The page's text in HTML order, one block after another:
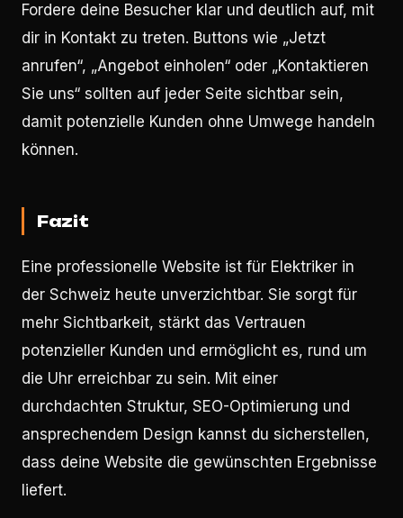
Fordere deine Besucher klar und deutlich auf, mit
dir in Kontakt zu treten. Buttons wie „Jetzt
anrufen“, „Angebot einholen“ oder „Kontaktieren
Sie uns“ sollten auf jeder Seite sichtbar sein,
damit potenzielle Kunden ohne Umwege handeln
können.
Fazit
Eine professionelle Website ist für Elektriker in
der Schweiz heute unverzichtbar. Sie sorgt für
mehr Sichtbarkeit, stärkt das Vertrauen
potenzieller Kunden und ermöglicht es, rund um
die Uhr erreichbar zu sein. Mit einer
durchdachten Struktur, SEO-Optimierung und
ansprechendem Design kannst du sicherstellen,
dass deine Website die gewünschten Ergebnisse
liefert.